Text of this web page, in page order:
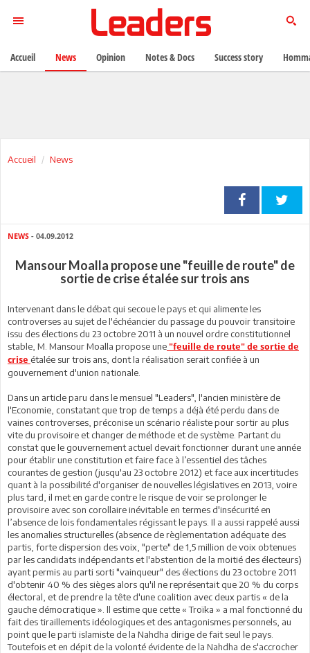
Accueil News
NEWS - 04.09.2012
Mansour Moalla propose une "feuille de route" de
sortie de crise étalée sur trois ans
Intervenant dans le débat qui secoue le pays et qui alimente les
controverses au sujet de l'échéancier du passage du pouvoir transitoire
issu des élections du 23 octobre 2011 à un nouvel ordre constitutionnel
stable, M. Mansour Moalla propose une "feuille de route" de sortie de
crise étalée sur trois ans, dont la réalisation serait confiée à un
gouvernement d'union nationale.
Dans un article paru dans le mensuel "Leaders", l'ancien ministère de
l'Economie, constatant que trop de temps a déjà été perdu dans de
vaines controverses, préconise un scénario réaliste pour sortir au plus
vite du provisoire et changer de méthode et de système. Partant du
constat que le gouvernement actuel devait fonctionner durant une année
pour établir une constitution et faire face à l’essentiel des tâches
courantes de gestion (jusqu'au 23 octobre 2012) et face aux incertitudes
quant à la possibilité d'organiser de nouvelles législatives en 2013, voire
plus tard, il met en garde contre le risque de voir se prolonger le
provisoire avec son corollaire inévitable en termes d'insécurité en
l’absence de lois fondamentales régissant le pays. Il a aussi rappelé aussi
les anomalies structurelles (absence de règlementation adéquate des
partis, forte dispersion des voix, "perte" de 1,5 million de voix obtenues
par les candidats indépendants et l'abstention de la moitié des électeurs)
ayant permis au parti sorti "vainqueur" des élections du 23 octobre 2011
d'obtenir 40 % des sièges alors qu'il ne représentait que 20 % du corps
électoral, et de prendre la tête d'une coalition avec deux partis « de la
gauche démocratique ». ll estime que cette « Troïka » a mal fonctionné du
fait des tiraillements idéologiques et des antagonismes personnels, au
point que le parti islamiste de la Nahdha dirige de fait seul le pays.
Toutefois et en dépit de la volonté évidente de la Nahdha de s'accrocher
Accueil News Opinion Notes & Docs Success story